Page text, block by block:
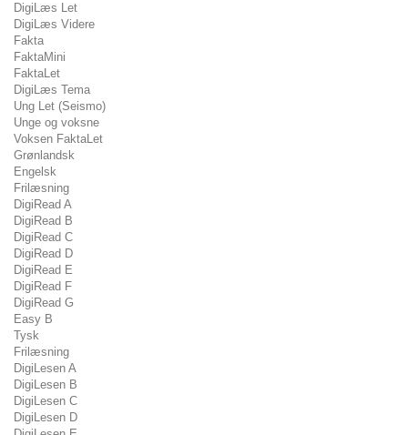
DigiLæs Let
DigiLæs Videre
Fakta
FaktaMini
FaktaLet
DigiLæs Tema
Ung Let (Seismo)
Unge og voksne
Voksen FaktaLet
Grønlandsk
Engelsk
Frilæsning
DigiRead A
DigiRead B
DigiRead C
DigiRead D
DigiRead E
DigiRead F
DigiRead G
Easy B
Tysk
Frilæsning
DigiLesen A
DigiLesen B
DigiLesen C
DigiLesen D